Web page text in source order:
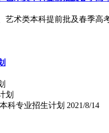
艺术类本科提前批及春季高
科专业招生计划 2021/8/14